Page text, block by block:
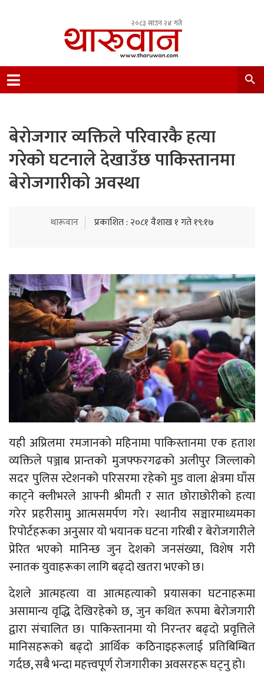
२०८३ साउन २४ गते
Nepal.
बेरोजगार व्यक्तिले परिवारकै हत्या
गरेको घटनाले देखाउँछ पाकिस्तानमा
बेरोजगारीको अवस्था
थारूवान प्रकाशित : २०८१ वैशाख १ गते १९:१७
यही अप्रिलमा रमजानको महिनामा पाकिस्तानमा एक हताश
व्यक्तिले पञ्जाब प्रान्तको मुजफ्फरगढको अलीपुर जिल्लाको
सदर पुलिस स्टेशनको परिसरमा रहेको मुड वाला क्षेत्रमा घाँस
काट्ने क्लीभरले आफ्नी श्रीमती र सात छोराछोरीको हत्या
गरेर प्रहरीसामु आत्मसमर्पण गरे। स्थानीय सञ्चारमाध्यमका
रिपोर्टहरूका अनुसार यो भयानक घटना गरिबी र बेरोजगारीले
प्रेरित भएको मानिन्छ जुन देशको जनसंख्या, विशेष गरी
स्नातक युवाहरूका लागि बढ्दो खतरा भएको छ।
देशले आत्महत्या वा आत्महत्याको प्रयासका घटनाहरूमा
असामान्य वृद्धि देखिरहेको छ, जुन कथित रूपमा बेरोजगारी
द्वारा संचालित छ। पाकिस्तानमा यो निरन्तर बढ्दो प्रवृत्तिले
मानिसहरूको बढ्दो आर्थिक कठिनाइहरूलाई प्रतिबिम्बित
गर्दछ, सबै भन्दा महत्त्वपूर्ण रोजगारीका अवसरहरू घट्नु हो।